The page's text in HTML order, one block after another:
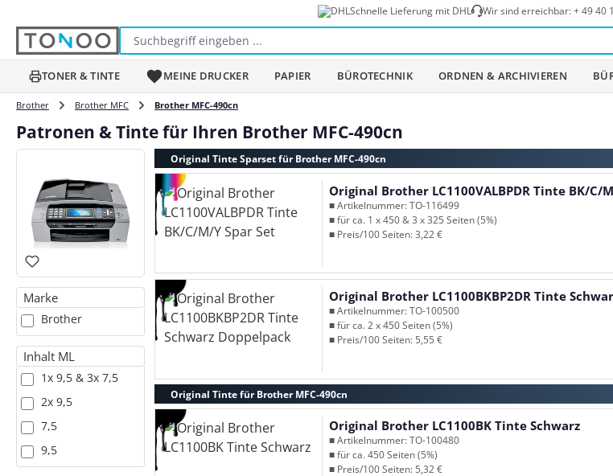
Schnelle Lieferung mit DHL Wir sind erreichbar:+ 49 40
TONER & TINTE MEINE DRUCKER PAPIER BÜROTECHNIK ORDNEN & ARCHIVIEREN
Brother Brother MFC Brother MFC-490cn
Patronen & Tinte für Ihren Brother MFC-490cn
Marke
Brother
Inhalt ML
1x 9,5 & 3x 7,5
2x 9,5
7,5
9,5
Original Tinte Sparset für Brother MFC-490cn
Original Brother LC1100VALBPDR Tinte BK/C/
■ Artikelnummer: TO-116499
■ für ca. 1 x 450 & 3 x 325 Seiten (5%)
■ Preis/100 Seiten: 3,22 €
Original Brother LC1100BKBP2DR Tinte
■ Artikelnummer: TO-100500
■ für ca. 2 x 450 Seiten (5%)
■ Preis/100 Seiten: 5,55 €
Original Tinte für Brother MFC-490cn
Original Brother LC1100BK Tinte Schwarz
■ Artikelnummer: TO-100480
■ für ca. 450 Seiten (5%)
■ Preis/100 Seiten: 5,32 €